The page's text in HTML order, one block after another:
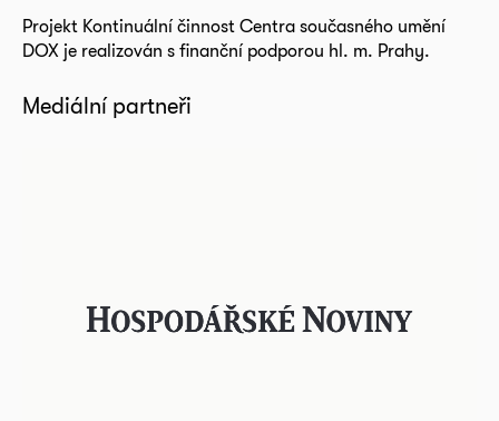
Projekt Kontinuální činnost Centra současného umění
DOX je realizován s finanční podporou hl. m. Prahy.
Mediální partneři